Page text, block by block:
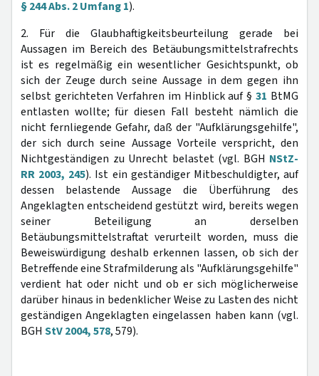
§ 244 Abs. 2 Umfang 1).
2. Für die Glaubhaftigkeitsbeurteilung gerade bei
Aussagen im Bereich des Betäubungsmittelstrafrechts
ist es regelmäßig ein wesentlicher Gesichtspunkt, ob
sich der Zeuge durch seine Aussage in dem gegen ihn
selbst gerichteten Verfahren im Hinblick auf §31 BtMG
entlasten wollte; für diesen Fall besteht nämlich die
nicht fernliegende Gefahr, daß der "Aufklärungsgehilfe",
der sich durch seine Aussage Vorteile verspricht, den
Nichtgeständigen zu Unrecht belastet (vgl. BGH NStZ-
RR 2003, 245). Ist ein geständiger Mitbeschuldigter, auf
dessen belastende Aussage die Überführung des
Angeklagten entscheidend gestützt wird, bereits wegen
seiner Beteiligung an derselben
Betäubungsmittelstraftat verurteilt worden, muss die
Beweiswürdigung deshalb erkennen lassen, ob sich der
Betreffende eine Strafmilderung als "Aufklärungsgehilfe"
verdient hat oder nicht und ob er sich möglicherweise
darüber hinaus in bedenklicher Weise zu Lasten des nicht
geständigen Angeklagten eingelassen haben kann (vgl.
BGH StV 2004, 578, 579).